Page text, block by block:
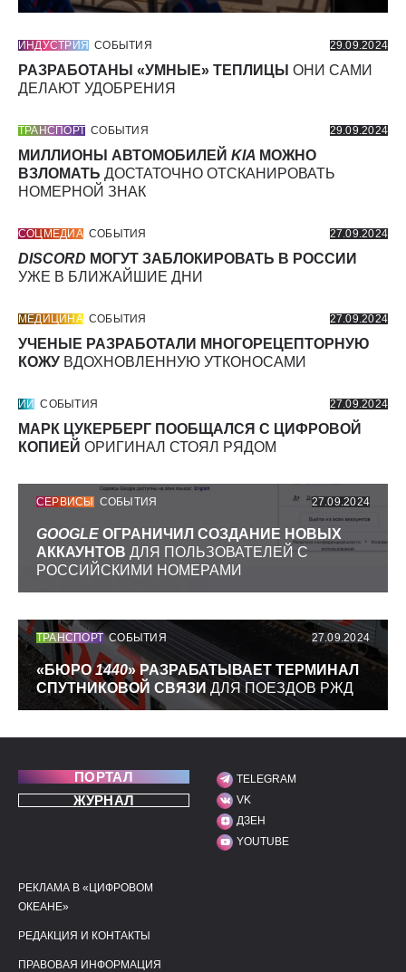
ИНДУСТРИЯ СОБЫТИЯ 29.09.2024
РАЗРАБОТАНЫ «УМНЫЕ» ТЕПЛИЦЫ ОНИ САМИ
ДЕЛАЮТ УДОБРЕНИЯ
ТРАНСПОРТ СОБЫТИЯ 29.09.2024
МИЛЛИОНЫ АВТОМОБИЛЕЙ KIA МОЖНО
ВЗЛОМАТЬ ДОСТАТОЧНО ОТСКАНИРОВАТЬ
НОМЕРНОЙ ЗНАК
СОЦМЕДИА СОБЫТИЯ 27.09.2024
DISCORD МОГУТ ЗАБЛОКИРОВАТЬ В РОССИИ
УЖЕ В БЛИЖАЙШИЕ ДНИ
МЕДИЦИНА СОБЫТИЯ 27.09.2024
УЧЕНЫЕ РАЗРАБОТАЛИ МНОГОРЕЦЕПТОРНУЮ
КОЖУ ВДОХНОВЛЕННУЮ УТКОНОСАМИ
ИИ СОБЫТИЯ 27.09.2024
МАРК ЦУКЕРБЕРГ ПООБЩАЛСЯ С ЦИФРОВОЙ
КОПИЕЙ ОРИГИНАЛ СТОЯЛ РЯДОМ
СЕРВИСЫ СОБЫТИЯ 27.09.2024
GOOGLE ОГРАНИЧИЛ СОЗДАНИЕ НОВЫХ
АККАУНТОВ ДЛЯ ПОЛЬЗОВАТЕЛЕЙ С
РОССИЙСКИМИ НОМЕРАМИ
ТРАНСПОРТ СОБЫТИЯ 27.09.2024
«БЮРО1440» РАЗРАБАТЫВАЕТ ТЕРМИНАЛ
СПУТНИКОВОЙ СВЯЗИ ДЛЯ ПОЕЗДОВ РЖД
ПОРТАЛ
ЖУРНАЛ
МЫ В СОЦИАЛЬНЫХ
TELEGRAM
VK
ДЗЕН
YOUTUBE
ПОЛЕЗНЫЕ ССЫЛКИ
РЕКЛАМА В «ЦИФРОВОМ
ОКЕАНЕ»
РЕДАКЦИЯ И КОНТАКТЫ
ПРАВОВАЯ ИНФОРМАЦИЯ